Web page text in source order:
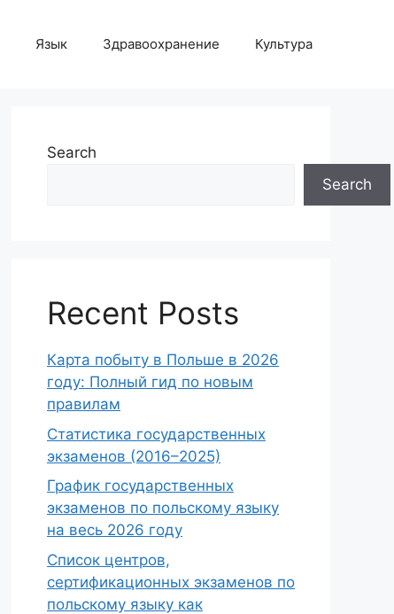
Язык Здравоохранение Культура
Search
Search
Recent Posts
Карта побыту в Польше в 2026
году: Полный гид по новым
правилам
Статистика государственных
экзаменов (2016–2025)
График государственных
экзаменов по польскому языку
на весь 2026 году
Список центров,
сертификационных экзаменов по
польскому языку как